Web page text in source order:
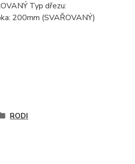
Typ dřezu:
200mm (SVAŘOVANÝ)
RODI